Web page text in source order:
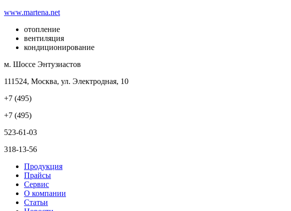
www.martena.net
отопление
вентиляция
кондиционирование
м. Шоссе Энтузиастов
111524, Москва, ул. Электродная, 10
+7 (495)
+7 (495)
523-61-03
318-13-56
Продукция
Прайсы
Сервис
О компании
Статьи